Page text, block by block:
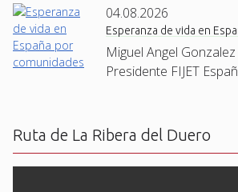
04.08.2026
Esperanza de vida en
Miguel Angel Gonzalez
Presidente FIJET
Ruta de La Ribera del Duero